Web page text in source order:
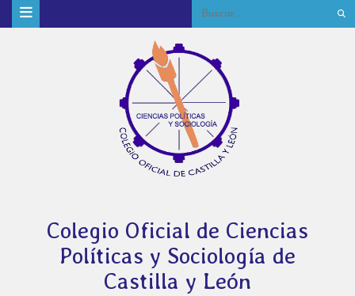
Colegio Oficial de Ciencias
Políticas y Sociología de
Castilla y León